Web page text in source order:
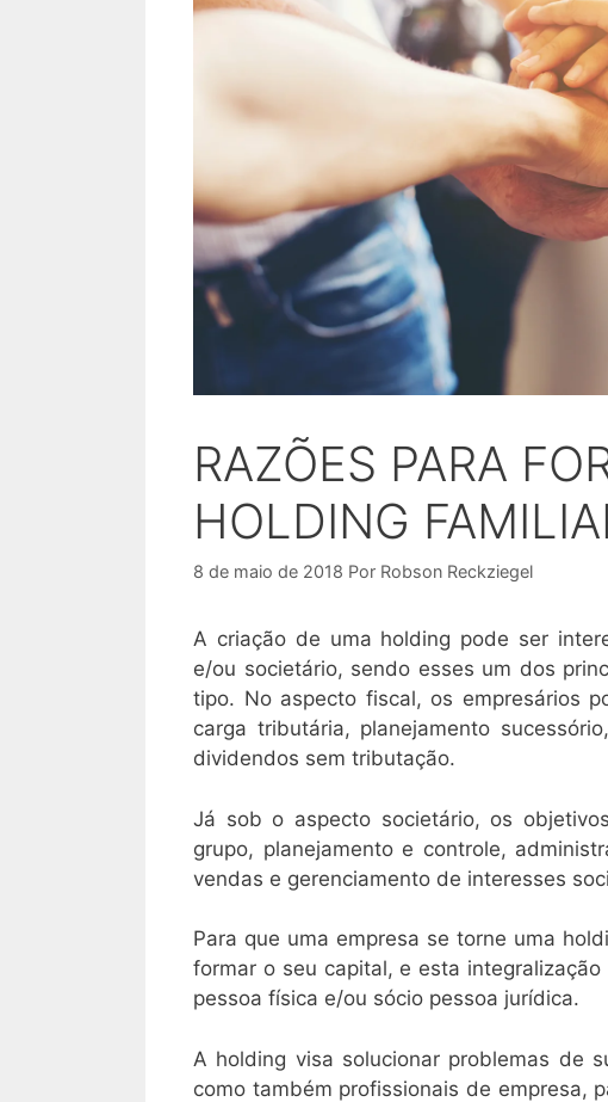
RAZÕES PARA
HOLDING
8 de maio de 2018 Por Robson Reckziegel
A criação de uma holding pode ser
e/ou societário, sendo esses um dos
tipo. No aspecto fiscal, os empresários
carga tributária, planejamento
dividendos sem tributação.
Já sob o aspecto societário, os
grupo, planejamento e controle,
vendas e gerenciamento de interesses
Para que uma empresa se torne uma
formar o seu capital, e esta
pessoa física e/ou sócio pessoa jurídica.
A holding visa solucionar problemas de
como também profissionais de empresa,